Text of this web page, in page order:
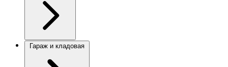
Гараж и кладовая